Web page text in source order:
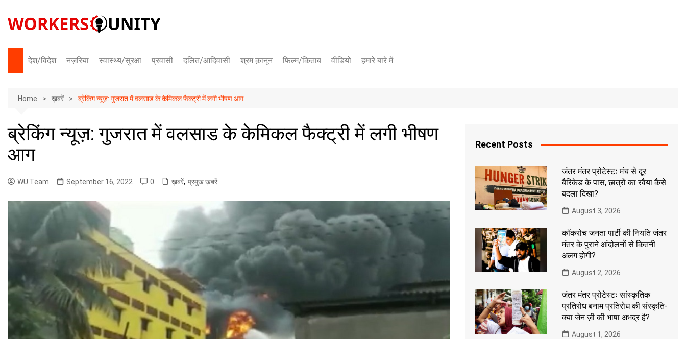
content
देश/विदेश
अंतराष्ट्रीय
नज़रिया स्वास्थ्य/सुरक्षा प्रवासी दलित/आदिवासी श्रम क़ानून फिल्म/किताब वीडियो हमारे बारे में
Home ख़बरें ब्रेकिंग न्यूज़: गुजरात में वलसाड के केमिकल फैक्ट्री में लगी भीषण आग
ब्रेकिंग न्यूज़: गुजरात में वलसाड के केमिकल फैक्ट्री में लगी भीषण
आग
WU Team September 16, 2022 0 ख़बरें, प्रमुख ख़बरें
Recent Posts
जंतर मंतर प्रोटेस्टः मंच से दूर
बैरिकेड के पास, छात्रों का रवैया कैसे
बदला दिखा?
August 3, 2026
कॉकरोच जनता पार्टी की नियति जंतर
मंतर के पुराने आंदोलनों से कितनी
अलग होगी?
August 2, 2026
जंतर मंतर प्रोटेस्टः सांस्कृतिक
प्रतिरोध बनाम प्रतिरोध की संस्कृति-
क्या जेन ज़ी की भाषा अभद्र है?
August 1, 2026